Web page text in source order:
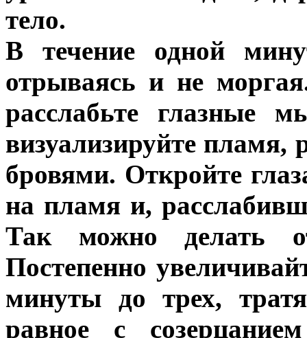
тело.
В течение одной
отрываясь и не
расслабьте глазные
визуализируйте пламя,
бровями. Откройте
на пламя и,
Так можно делать
Постепенно
минуты до трех,
равное с